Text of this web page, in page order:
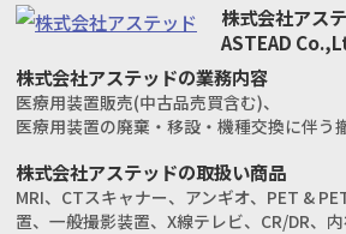
株式会社アス
ASTEAD
株式会社アステッドの業務内容
医療用装置販売(中古品売買含む)、
医療用装置の廃棄・移設・機種交換に伴う
株式会社アステッドの取扱い商品
MRI、CTスキャナー、アンギオ、PET &
置、一般撮影装置、X線テレビ、CR/DR、